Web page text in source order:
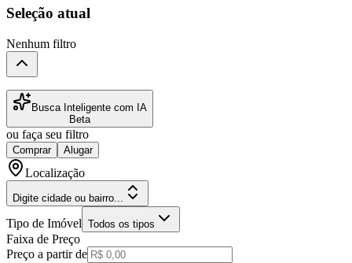
Seleção atual
Nenhum filtro
Busca Inteligente com IA
Beta
ou faça seu filtro
Comprar Alugar
Localização
Digite cidade ou bairro...
Tipo de Imóvel Todos os tipos
Faixa de Preço
Preço a partir de